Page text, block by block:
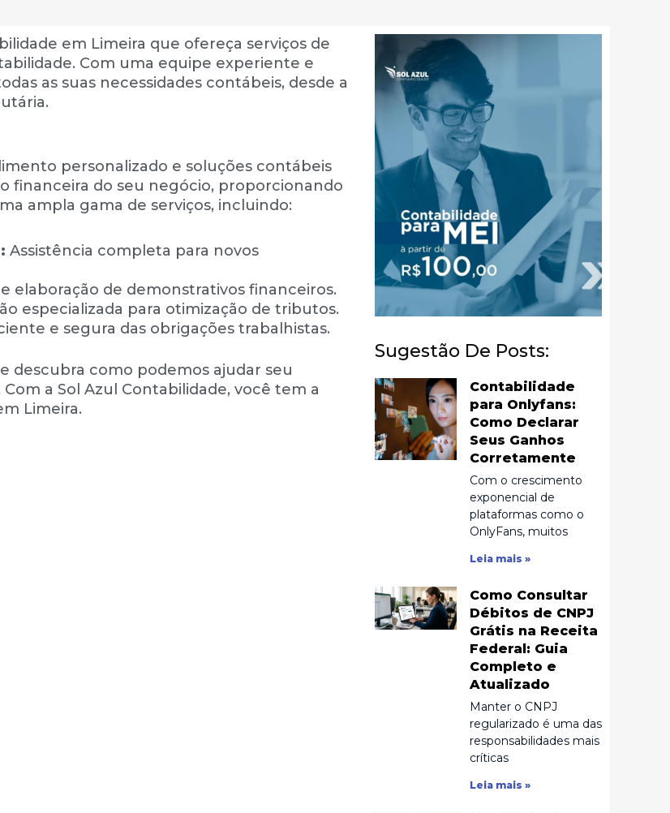
em Limeira que ofereça serviços de
Com uma equipe experiente e
as suas necessidades contábeis, desde a
personalizado e soluções contábeis
financeira do seu negócio, proporcionando
ampla gama de serviços, incluindo:
Assistência completa para novos
elaboração de demonstrativos financeiros.
especializada para otimização de tributos.
e segura das obrigações trabalhistas.
e descubra como podemos ajudar seu
a Sol Azul Contabilidade, você tem a
Limeira.
Sugestão De Posts:
Contabilidade
para Onlyfans:
Como Declarar
Seus Ganhos
Corretamente
Com o crescimento
exponencial de
plataformas como o
OnlyFans, muitos
Leia mais »
Como Consultar
Débitos de CNPJ
Grátis na Receita
Federal: Guia
Completo e
Atualizado
Manter o CNPJ
regularizado é uma das
responsabilidades mais
críticas
Leia mais »